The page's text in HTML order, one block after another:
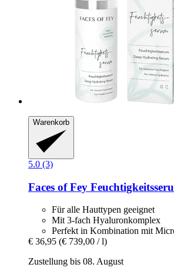
Warenkorb
5.0 (3)
Faces of Fey
Für alle Hauttypen geeignet
Mit 3-fach Hyaluronkomplex
Perfekt in Kombination mit
€ 36,95 (€ 739,00 / l)
Zustellung bis 08. August